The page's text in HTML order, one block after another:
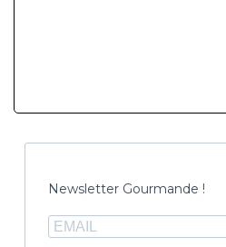
Newsletter Gourmande !